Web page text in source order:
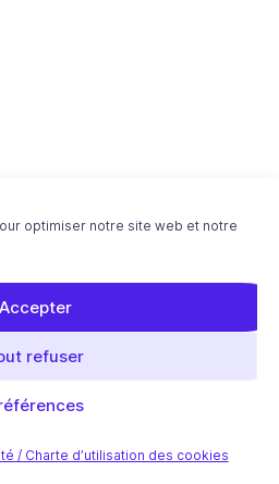
optimiser notre site web et notre
Accepter
refuser
/ Charte d’utilisation des cookies